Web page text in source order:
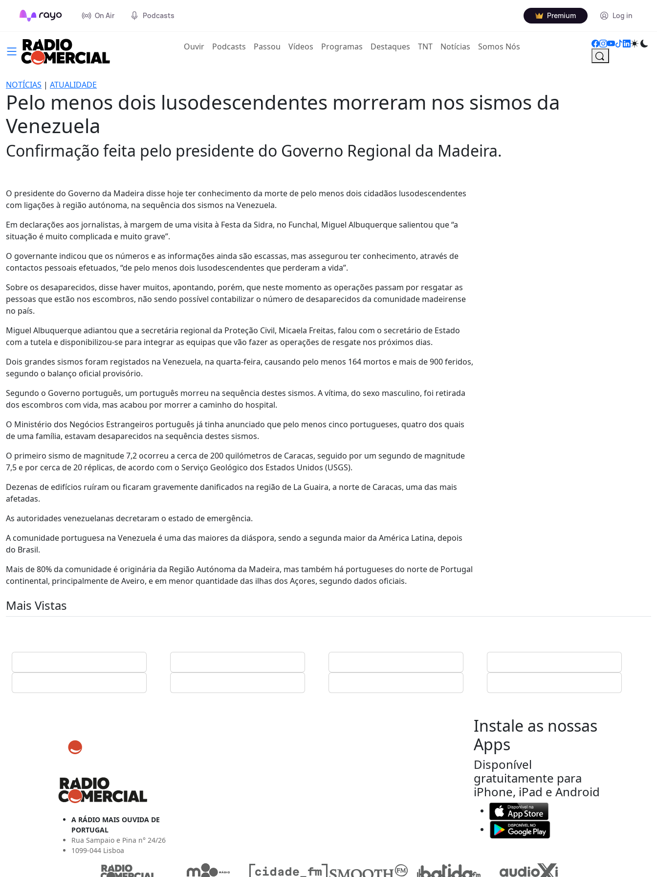
On Air Podcasts Premium Log in
Ouvir(current)
Podcasts Passou Vídeos Programas Destaques TNT Notícias Somos Nós
NOTÍCIAS | ATUALIDADE
Pelo menos dois lusodescendentes morreram nos sismos da
Venezuela
Confirmação feita pelo presidente do Governo Regional da Madeira.
O presidente do Governo da Madeira disse hoje ter conhecimento da morte de pelo menos dois cidadãos lusodescendentes
com ligações à região autónoma, na sequência dos sismos na Venezuela.
Em declarações aos jornalistas, à margem de uma visita à Festa da Sidra, no Funchal, Miguel Albuquerque salientou que “a
situação é muito complicada e muito grave”.
O governante indicou que os números e as informações ainda são escassas, mas assegurou ter conhecimento, através de
contactos pessoais efetuados, “de pelo menos dois lusodescendentes que perderam a vida”.
Sobre os desaparecidos, disse haver muitos, apontando, porém, que neste momento as operações passam por resgatar as
pessoas que estão nos escombros, não sendo possível contabilizar o número de desaparecidos da comunidade madeirense
no país.
Miguel Albuquerque adiantou que a secretária regional da Proteção Civil, Micaela Freitas, falou com o secretário de Estado
com a tutela e disponibilizou-se para integrar as equipas que vão fazer as operações de resgate nos próximos dias.
Dois grandes sismos foram registados na Venezuela, na quarta-feira, causando pelo menos 164 mortos e mais de 900 feridos,
segundo o balanço oficial provisório.
Segundo o Governo português, um português morreu na sequência destes sismos. A vítima, do sexo masculino, foi retirada
dos escombros com vida, mas acabou por morrer a caminho do hospital.
O Ministério dos Negócios Estrangeiros português já tinha anunciado que pelo menos cinco portugueses, quatro dos quais
de uma família, estavam desaparecidos na sequência destes sismos.
O primeiro sismo de magnitude 7,2 ocorreu a cerca de 200 quilómetros de Caracas, seguido por um segundo de magnitude
7,5 e por cerca de 20 réplicas, de acordo com o Serviço Geológico dos Estados Unidos (USGS).
Dezenas de edifícios ruíram ou ficaram gravemente danificados na região de La Guaira, a norte de Caracas, uma das mais
afetadas.
As autoridades venezuelanas decretaram o estado de emergência.
A comunidade portuguesa na Venezuela é uma das maiores da diáspora, sendo a segunda maior da América Latina, depois
do Brasil.
Mais de 80% da comunidade é originária da Região Autónoma da Madeira, mas também há portugueses do norte de Portugal
continental, principalmente de Aveiro, e em menor quantidade das ilhas dos Açores, segundo dados oficiais.
Mais Vistas
A RÁDIO MAIS OUVIDA DE
PORTUGAL
Rua Sampaio e Pina n° 24/26
1099-044 Lisboa
Instale as nossas
Apps
Disponível
gratuitamente para
iPhone, iPad e Android